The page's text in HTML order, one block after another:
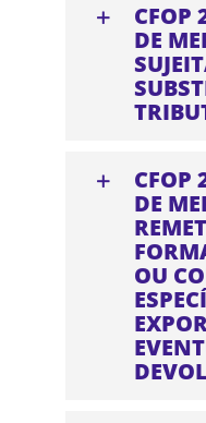
CFOP
DE
CFOP
DE
OU